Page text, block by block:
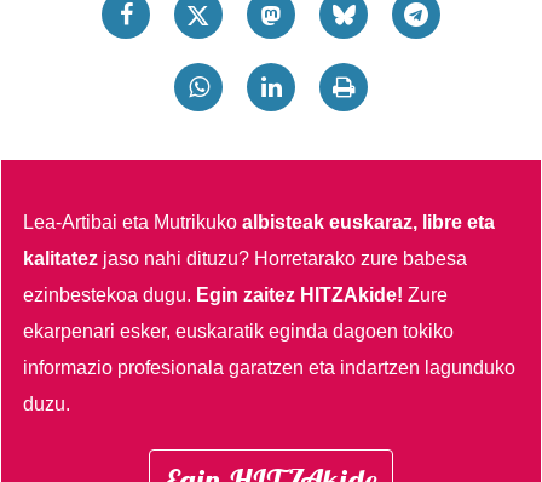
Lea-Artibai eta Mutrikukoalbisteak euskaraz, libre eta
kalitatez jaso nahi dituzu? Horretarako zure babesa
ezinbestekoa dugu. Egin zaitez HITZAkide!Zure
ekarpenari esker, euskaratik eginda dagoen tokiko
informazio profesionala garatzen eta indartzen lagunduko
duzu.